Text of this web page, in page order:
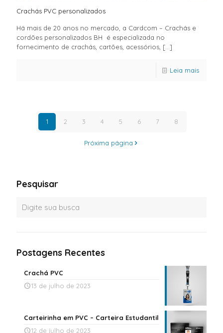
Crachás PVC personalizados
Há mais de 20 anos no mercado, a Cardcom – Crachás e
cordões personalizados BH é especializada no
fornecimento de crachás, cartões, acessórios, […]
Leia mais
1 2 3 4 5 6 7 8
Próxima página
Pesquisar
Postagens Recentes
Crachá PVC
13 de julho de 2023
Carteirinha em PVC – Carteira Estudantil
12 de julho de 2023